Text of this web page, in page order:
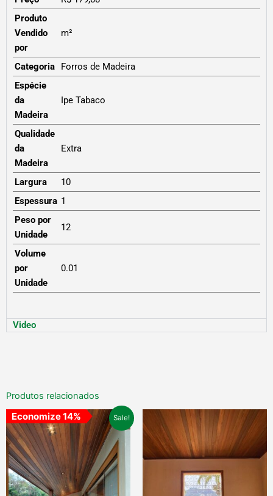
Produto
Vendido
por
m²
Categoria
Forros de Madeira
Espécie
da
Madeira
Ipe Tabaco
Qualidade
da
Madeira
Extra
Largura
10
Espessura 1
Peso por
Unidade
12
Volume
por
Unidade
0.01
Video
Produtos relacionados
Sale!
Economize 14%
O
preço
original
era:
R$ 245,90.
O
preço
atual
é:
R$ 211,90.